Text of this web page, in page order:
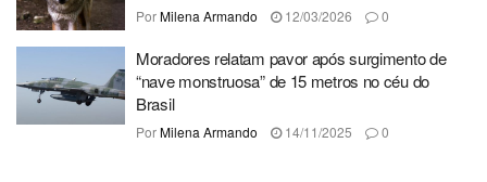
PorMilena Armando 12/03/2026 0
Moradores relatam pavor após surgimento de
“nave monstruosa” de 15 metros no céu do
Brasil
PorMilena Armando 14/11/2025 0